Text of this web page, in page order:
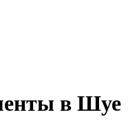
в Шуе